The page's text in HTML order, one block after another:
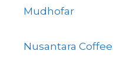
Mudhofar
Nusantara Coffee